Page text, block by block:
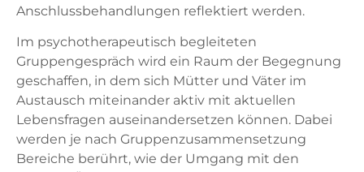
Anschlussbehandlungen reflektiert werden.
Im psychotherapeutisch begleiteten
Gruppengespräch wird ein Raum der Begegnung
geschaffen, in dem sich Mütter und Väter im
Austausch miteinander aktiv mit aktuellen
Lebensfragen auseinandersetzen können. Dabei
werden je nach Gruppenzusammensetzung
Bereiche berührt, wie der Umgang mit den